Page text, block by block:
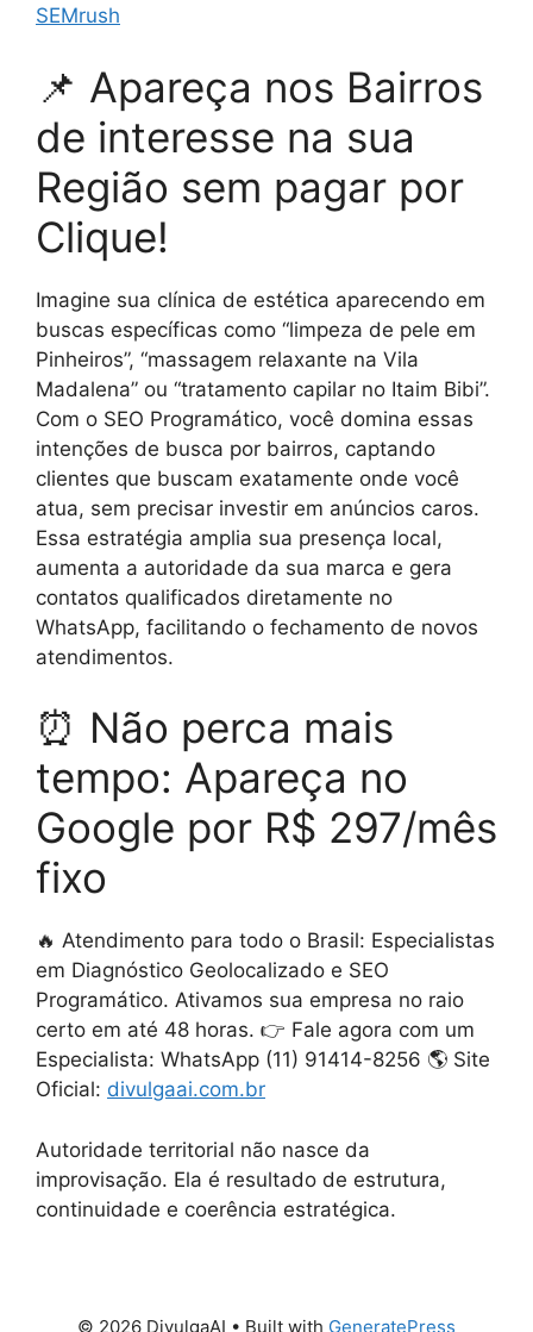
SEMrush
📌 Apareça nos Bairros
de interesse na sua
Região sem pagar por
Clique!
Imagine sua clínica de estética aparecendo em
buscas específicas como “limpeza de pele em
Pinheiros”, “massagem relaxante na Vila
Madalena” ou “tratamento capilar no Itaim Bibi”.
Com o SEO Programático, você domina essas
intenções de busca por bairros, captando
clientes que buscam exatamente onde você
atua, sem precisar investir em anúncios caros.
Essa estratégia amplia sua presença local,
aumenta a autoridade da sua marca e gera
contatos qualificados diretamente no
WhatsApp, facilitando o fechamento de novos
atendimentos.
⏰ Não perca mais
tempo: Apareça no
Google por R$ 297/mês
fixo
🔥 Atendimento para todo o Brasil: Especialistas
em Diagnóstico Geolocalizado e SEO
Programático. Ativamos sua empresa no raio
certo em até 48 horas. 👉 Fale agora com um
Especialista: WhatsApp (11) 91414-8256 🌎 Site
Oficial: divulgaai.com.br
Autoridade territorial não nasce da
improvisação. Ela é resultado de estrutura,
continuidade e coerência estratégica.
© 2026 DivulgaAI • Built with GeneratePress